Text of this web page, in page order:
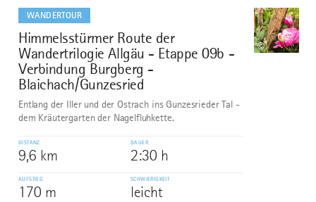
WANDERTOUR
8
Himmelsstürmer Route der
Wandertrilogie Allgäu - Etappe 09b -
Verbindung Burgberg -
Blaichach/Gunzesried
©
Entlang der Iller und der Ostrach ins Gunzesrieder Tal -
dem Kräutergarten der Nagelfluhkette.
DISTANZ
9,6 km
DAUER
2:30 h
AUFSTIEG
170 m
SCHWIERIGKEIT
leicht
dazu